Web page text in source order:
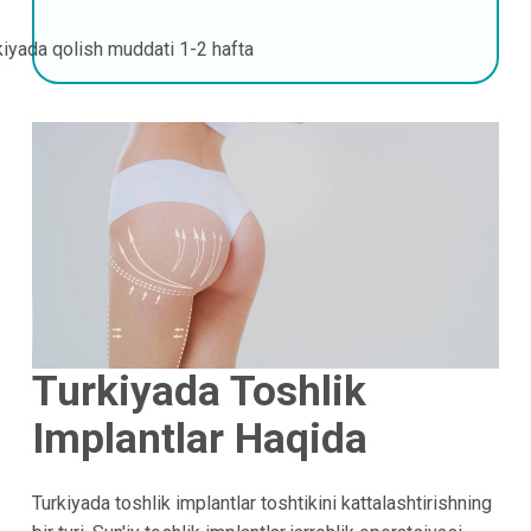
qolish muddati 1-2 hafta
Turkiyada Toshlik
Implantlar Haqida
Turkiyada toshlik implantlar toshtikini kattalashtirishning